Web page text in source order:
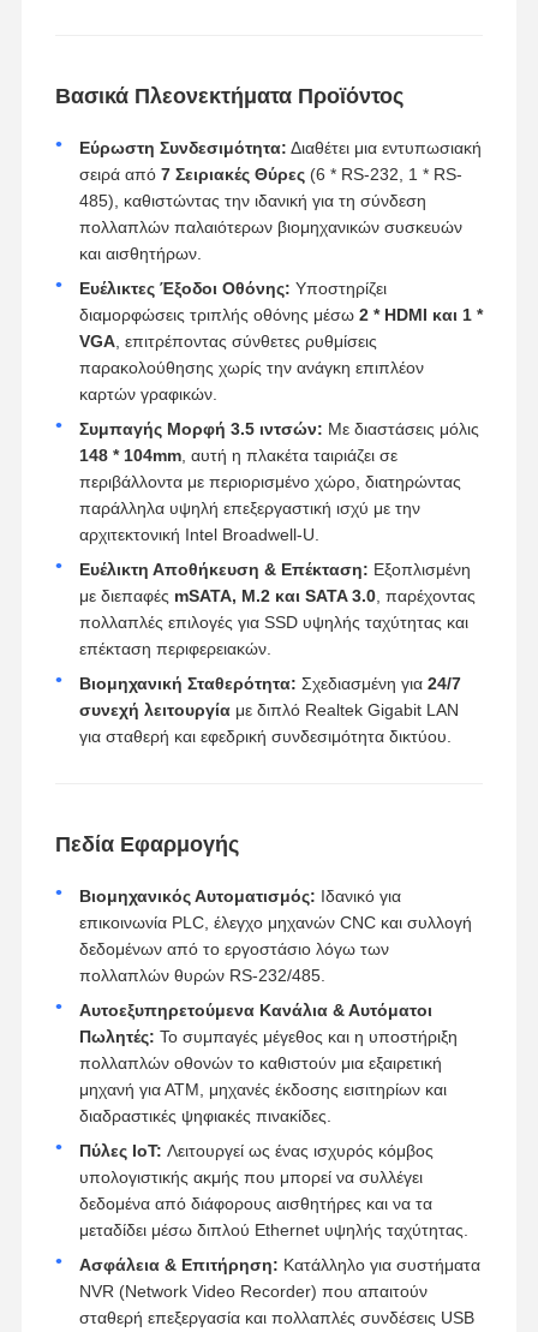
Βασικά Πλεονεκτήματα Προϊόντος
Εύρωστη Συνδεσιμότητα: Διαθέτει μια εντυπωσιακή
σειρά από 7 Σειριακές Θύρες(6 * RS-232, 1 * RS-
485), καθιστώντας την ιδανική για τη σύνδεση
πολλαπλών παλαιότερων βιομηχανικών συσκευών
και αισθητήρων.
Ευέλικτες Έξοδοι Οθόνης: Υποστηρίζει
διαμορφώσεις τριπλής οθόνης μέσω 2 * HDMI και 1 *
VGA, επιτρέποντας σύνθετες ρυθμίσεις
παρακολούθησης χωρίς την ανάγκη επιπλέον
καρτών γραφικών.
Συμπαγής Μορφή 3.5 ιντσών: Με διαστάσεις μόλις
148 * 104mm, αυτή η πλακέτα ταιριάζει σε
περιβάλλοντα με περιορισμένο χώρο, διατηρώντας
παράλληλα υψηλή επεξεργαστική ισχύ με την
αρχιτεκτονική Intel Broadwell-U.
Ευέλικτη Αποθήκευση & Επέκταση: Εξοπλισμένη
με διεπαφές mSATA, M.2 και SATA 3.0, παρέχοντας
πολλαπλές επιλογές για SSD υψηλής ταχύτητας και
επέκταση περιφερειακών.
Βιομηχανική Σταθερότητα: Σχεδιασμένη για 24/7
συνεχή λειτουργίαμε διπλό Realtek Gigabit LAN
για σταθερή και εφεδρική συνδεσιμότητα δικτύου.
Πεδία Εφαρμογής
Βιομηχανικός Αυτοματισμός: Ιδανικό για
επικοινωνία PLC, έλεγχο μηχανών CNC και συλλογή
δεδομένων από το εργοστάσιο λόγω των
πολλαπλών θυρών RS-232/485.
Αυτοεξυπηρετούμενα Κανάλια & Αυτόματοι
Πωλητές: Το συμπαγές μέγεθος και η υποστήριξη
πολλαπλών οθονών το καθιστούν μια εξαιρετική
μηχανή για ΑΤΜ, μηχανές έκδοσης εισιτηρίων και
διαδραστικές ψηφιακές πινακίδες.
Πύλες IoT: Λειτουργεί ως ένας ισχυρός κόμβος
υπολογιστικής ακμής που μπορεί να συλλέγει
δεδομένα από διάφορους αισθητήρες και να τα
μεταδίδει μέσω διπλού Ethernet υψηλής ταχύτητας.
Ασφάλεια & Επιτήρηση: Κατάλληλο για συστήματα
NVR (Network Video Recorder) που απαιτούν
σταθερή επεξεργασία και πολλαπλές συνδέσεις USB